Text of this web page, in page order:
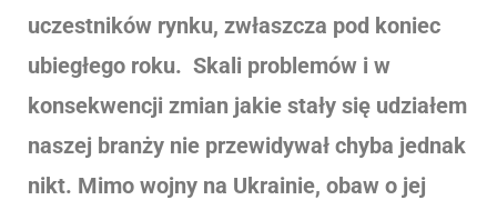
uczestników rynku, zwłaszcza pod koniec
ubiegłego roku. Skali problemów i w
konsekwencji zmian jakie stały się udziałem
naszej branży nie przewidywał chyba jednak
nikt. Mimo wojny na Ukrainie, obaw o jej